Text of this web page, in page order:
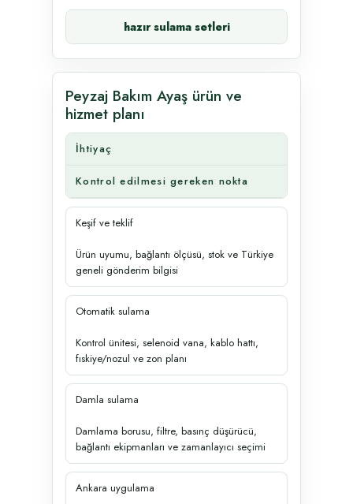
hazır sulama setleri
Peyzaj Bakım Ayaş ürün ve
hizmet planı
İhtiyaç
Kontrol edilmesi gereken nokta
Keşif ve teklif
Ürün uyumu, bağlantı ölçüsü, stok ve Türkiye
geneli gönderim bilgisi
Otomatik sulama
Kontrol ünitesi, selenoid vana, kablo hattı,
fıskiye/nozul ve zon planı
Damla sulama
Damlama borusu, filtre, basınç düşürücü,
bağlantı ekipmanları ve zamanlayıcı seçimi
Ankara uygulama